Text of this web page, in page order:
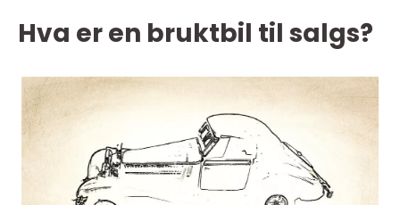
Hva er en bruktbil til salgs?